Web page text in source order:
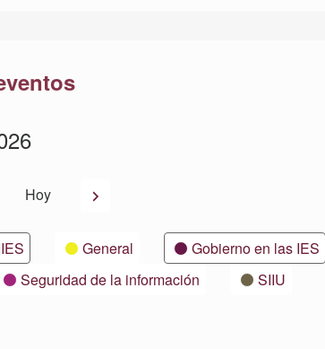
AnteriorHoy Siguiente
General Gobierno en las IES
Seguridad de la información
SIIU